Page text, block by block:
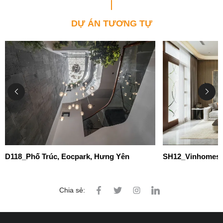
DỰ ÁN TƯƠNG TỰ
D118_Phố Trúc, Eocpark, Hưng Yên SH12_Vinhomes
Chia sẻ: